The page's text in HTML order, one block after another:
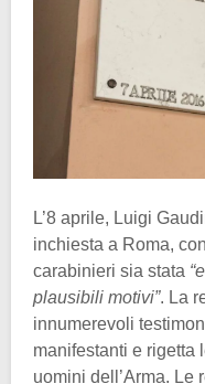
L’8 aprile, Luigi
inchiesta a Roma,
carabinieri sia stata
plausibili motivi”. La
innumerevoli
manifestanti e rigetta
uomini dell’Arma. Le